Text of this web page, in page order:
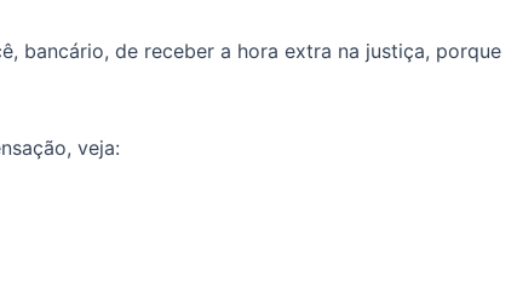
bancário, de receber a hora extra na justiça, porque
veja: